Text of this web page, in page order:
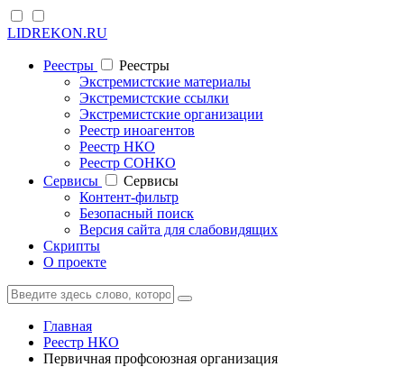
LIDREKON.RU
Реестры
Реестры
Экстремистские материалы
Экстремистские ссылки
Экстремистские организации
Реестр иноагентов
Реестр НКО
Реестр СОНКО
Cервисы
Cервисы
Контент-фильтр
Безопасный поиск
Версия сайта для слабовидящих
Скрипты
О проекте
Главная
Реестр НКО
Первичная профсоюзная организация